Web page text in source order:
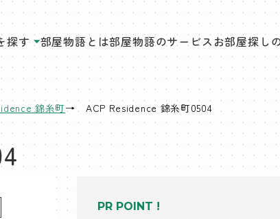
探す 部屋物語とは部屋物語のサービス お部屋探し
錦糸町 ACP Residence 錦糸町0504
PR POINT !